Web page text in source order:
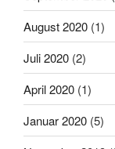
August 2020 (1)
Juli 2020 (2)
April 2020 (1)
Januar 2020 (5)